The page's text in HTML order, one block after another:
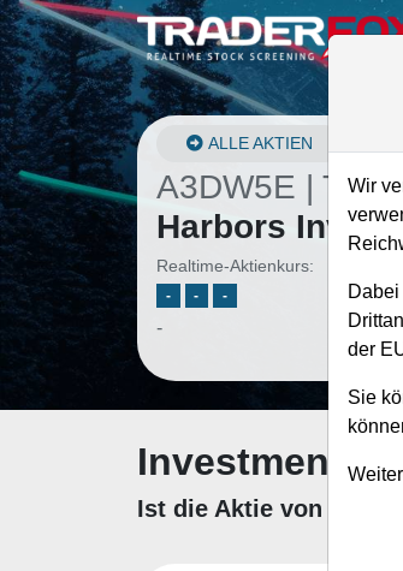
ALLE AKTIEN
A3DW5E |
Harbors
Realtime-Aktienkurs:
- - -
-
Investment-
Ist die Aktie von Two
Wir
der
Sie